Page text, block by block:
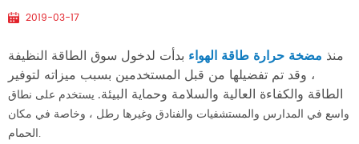
2019-03-17
منذ مضخة حرارة طاقة الهواء بدأت لدخول سوق الطاقة النظيفة
، وقد تم تفضيلها من قبل المستخدمين بسبب ميزاته لتوفير
الطاقة والكفاءة العالية والسلامة وحماية البيئة. يستخدم على نطاق
واسع في المدارس والمستشفيات والفنادق وغيرها رطل ، وخاصة في مكان
الحمام.